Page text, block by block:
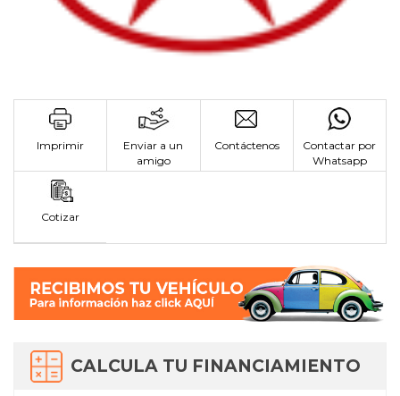
Imprimir
Enviar a un
amigo
Contáctenos
Contactar por
Whatsapp
Cotizar
CALCULA TU FINANCIAMIENTO